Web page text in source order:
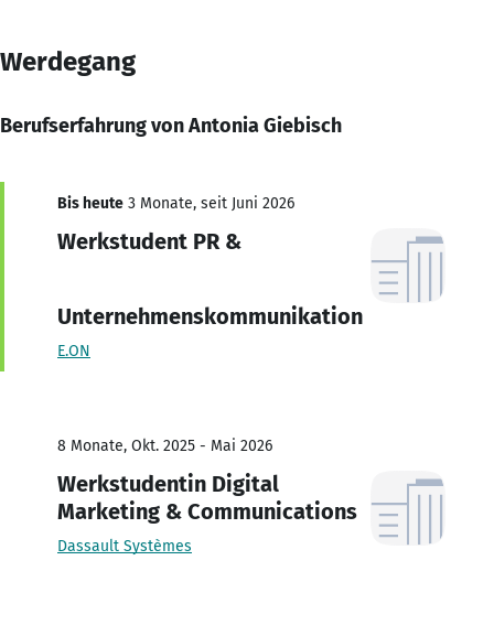
Werdegang
Berufserfahrung von Antonia Giebisch
Bis heute 3 Monate, seit Juni 2026
Werkstudent PR &
Unternehmenskommunikation
E.ON
8 Monate, Okt. 2025 - Mai 2026
Werkstudentin Digital
Marketing & Communications
Dassault Systèmes